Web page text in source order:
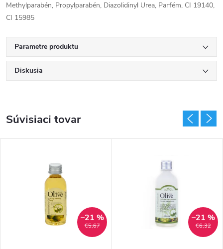
Methylparabén, Propylparabén, Diazolidinyl Urea, Parfém, CI 19140,
CI 15985
Parametre produktu
Diskusia
Súvisiaci tovar
€5,67
–21 %
€6,32
–21 %